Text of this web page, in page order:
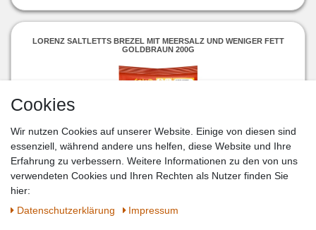
LORENZ SALTLETTS BREZEL MIT MEERSALZ UND WENIGER FETT
GOLDBRAUN 200G
2,53 € *
Cookies
Wir nutzen Cookies auf unserer Website. Einige von diesen sind
essenziell, während andere uns helfen, diese Website und Ihre
Erfahrung zu verbessern. Weitere Informationen zu den von uns
verwendeten Cookies und Ihren Rechten als Nutzer finden Sie
hier:
Daten­schutz­erklärung
Impressum